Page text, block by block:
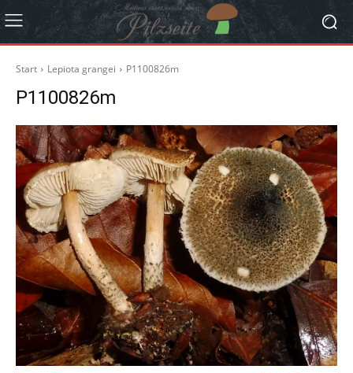
Start Lepiota grangei P1100826m
P1100826m